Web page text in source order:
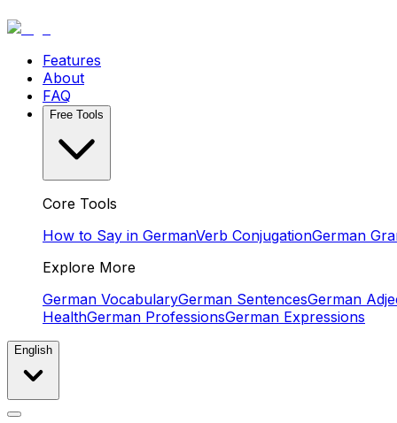
Features
About
FAQ
Free Tools
Core Tools
How to Say in GermanVerb ConjugationGerman
Explore More
German VocabularyGerman SentencesGerman
HealthGerman ProfessionsGerman Expressions
English